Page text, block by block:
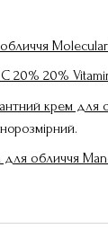
С 20% 20%
крем для
для обличчя